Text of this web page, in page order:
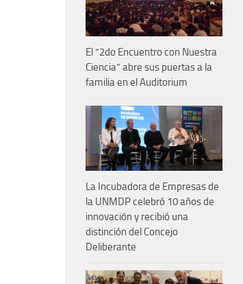
El “2do Encuentro con Nuestra
Ciencia” abre sus puertas a la
familia en el Auditorium
La Incubadora de Empresas de
la UNMDP celebró 10 años de
innovación y recibió una
distinción del Concejo
Deliberante